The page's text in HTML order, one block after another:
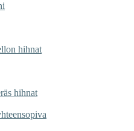
hihnat
hihnat